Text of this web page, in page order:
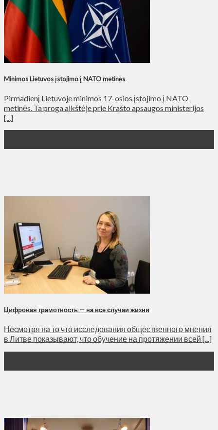
Minimos Lietuvos įstojimo į NATO metinės
Pirmadienį Lietuvoje minimos 17-osios įstojimo į NATO
metinės. Ta proga aikštėje prie Krašto apsaugos ministerijos
[...]
Цифровая грамотность — на все случаи жизни
Несмотря на то что исследования общественного мнения
в Литве показывают, что обучение на протяжении всей [...]